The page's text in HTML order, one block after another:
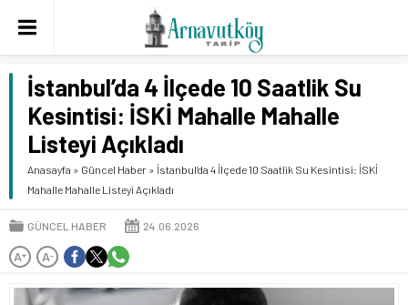
İstanbul’da 4 İlçede 10 Saatlik Su
Kesintisi: İSKİ Mahalle Mahalle
Listeyi Açıkladı
Anasayfa » Güncel Haber » İstanbul’da 4 İlçede 10 Saatlik Su Kesintisi: İSKİ
Mahalle Mahalle Listeyi Açıkladı
GÜNCEL HABER 24.06.2026
A+ A-